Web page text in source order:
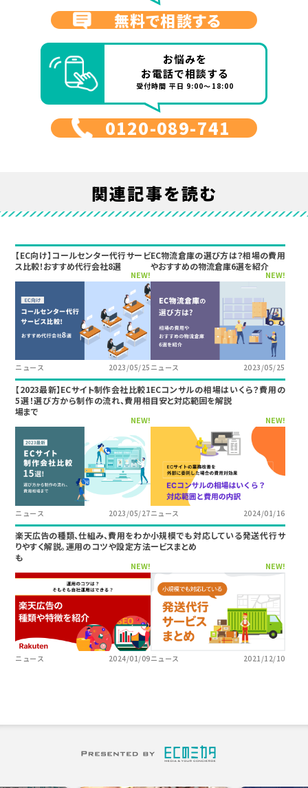
無料で相談する
お悩みを
お電話で相談する
受付時間 平日 9:00～18:00
0120-089-741
関連記事を読む
【EC向け】コールセンター代行サービ
ス比較！おすすめ代行会社8選
NEW!
ニュース 2023/05/25
EC物流倉庫の選び方は？相場の費用
やおすすめの物流倉庫6選を紹介
NEW!
ニュース 2023/05/25
【2023最新】ECサイト制作会社比較1
5選！選び方から制作の流れ、費用相
場まで
NEW!
ニュース 2023/05/27
ECコンサルの相場はいくら？費用の
目安と対応範囲を解説
NEW!
ニュース 2024/01/16
楽天広告の種類、仕組み、費用をわか
りやすく解説。運用のコツや設定方法
も
NEW!
ニュース 2024/01/09
小規模でも対応している発送代行サ
ービスまとめ
NEW!
ニュース 2021/12/10